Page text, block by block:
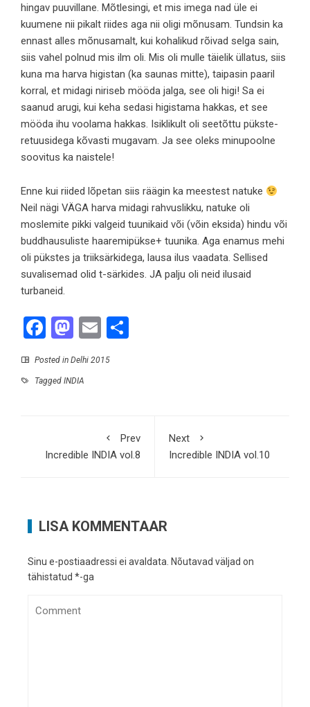
hingav puuvillane. Mõtlesingi, et mis imega nad üle ei
kuumene nii pikalt riides aga nii oligi mõnusam. Tundsin ka
ennast alles mõnusamalt, kui kohalikud rõivad selga sain,
siis vahel polnud mis ilm oli. Mis oli mulle täielik üllatus, siis
kuna ma harva higistan (ka saunas mitte), taipasin paaril
korral, et midagi niriseb mööda jalga, see oli higi! Sa ei
saanud arugi, kui keha sedasi higistama hakkas, et see
mööda ihu voolama hakkas. Isiklikult oli seetõttu pükste-
retuusidega kõvasti mugavam. Ja see oleks minupoolne
soovitus ka naistele!
Enne kui riided lõpetan siis räägin ka meestest natuke
Neil nägi VÄGA harva midagi rahvuslikku, natuke oli
moslemite pikki valgeid tuunikaid või (võin eksida) hindu või
buddhausuliste haaremipükse+ tuunika. Aga enamus mehi
oli pükstes ja triiksärkidega, lausa ilus vaadata. Sellised
suvalisemad olid t-särkides. JA palju oli neid ilusaid
turbaneid.
Facebook
Mastodon
Email
Posted in Delhi 2015
Tagged INDIA
Prev
Incredible INDIA vol.8
Next
Incredible INDIA vol.10
LISA KOMMENTAAR
Sinu e-postiaadressi ei avaldata. Nõutavad väljad on
tähistatud *-ga